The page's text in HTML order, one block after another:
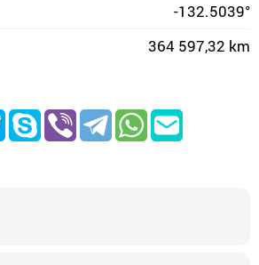
-132.5039°
364 597,32 km